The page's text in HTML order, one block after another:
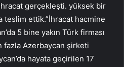
gerçekleşti. yüksek bir
teslim ettik.”İhracat hacmine
5 bine yakın Türk firması
fazla Azerbaycan şirketi
hayata geçirilen 17